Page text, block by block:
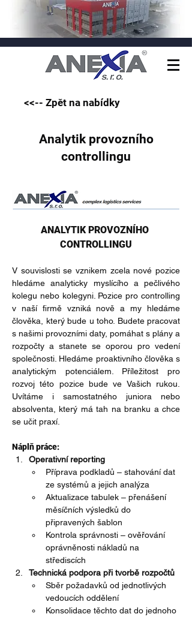
<<-- Zpět na nabídky
Analytik provozního
controllingu
ANALYTIK PROVOZNÍHO
CONTROLLINGU
V souvislosti se vznikem zcela nové pozice
hledáme analyticky myslícího a pečlivého
kolegu nebo kolegyni. Pozice pro controlling
v naší firmě vzniká nově a my hledáme
člověka, který bude u toho. Budete pracovat
s našimi provozními daty, pomáhat s plány a
rozpočty a stanete se oporou pro vedení
společnosti. Hledáme proaktivního člověka s
analytickým potenciálem. Příležitost pro
rozvoj této pozice bude ve Vašich rukou.
Uvítáme i samostatného juniora nebo
absolventa, který má tah na branku a chce
se učit praxí.
Náplň práce:
Operativní reporting
Příprava podkladů – stahování dat
ze systémů a jejich analýza
Aktualizace tabulek – přenášení
měsíčních výsledků do
připravených šablon
Kontrola správnosti – ověřování
oprávněnosti nákladů na
střediscích
Technická podpora při tvorbě rozpočtů
Sběr požadavků od jednotlivých
vedoucích oddělení
Konsolidace těchto dat do jednoho